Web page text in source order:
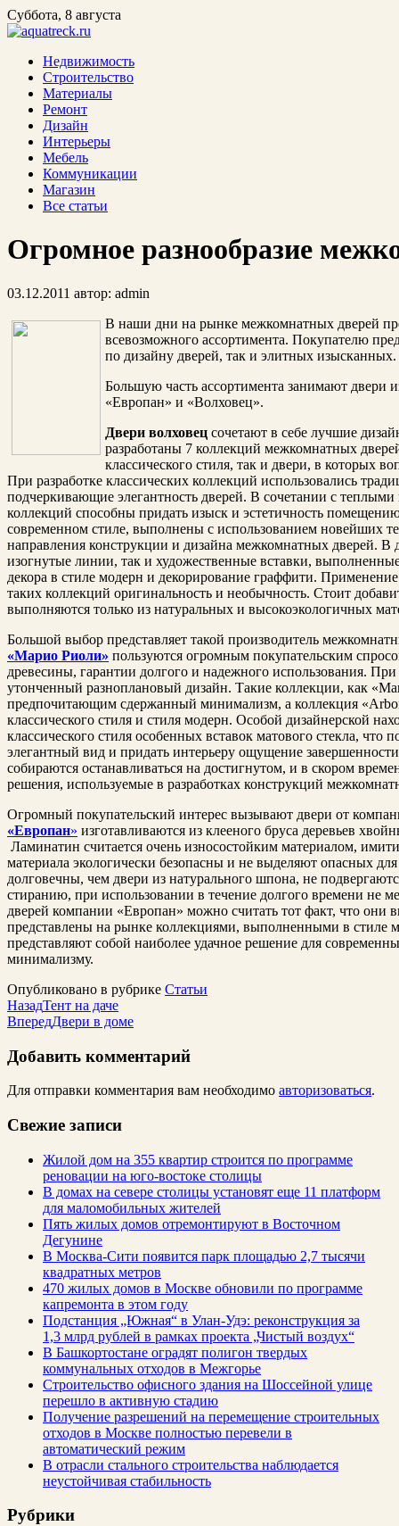
Суббота, 8 августа
Недвижимость
Строительство
Материалы
Ремонт
Дизайн
Интерьеры
Мебель
Коммуникации
Магазин
Все статьи
Огромное разнообразие
03.12.2011 автор: admin
В наши дни на рынке межкомнатных дверей
всевозможного ассортимента. Покупателю
по дизайну дверей, так и элитных изысканных.
Большую часть ассортимента занимают
«Европан» и «Волховец».
Двери волховец сочетают в себе лучшие
разработаны 7 коллекций межкомнатных
классического стиля, так и двери, в которых
При разработке классических коллекций использовались
подчеркивающие элегантность дверей. В сочетании с
коллекций способны придать изыск и эстетичность
современном стиле, выполнены с использованием новейших
направления конструкции и дизайна межкомнатных дверей.
изогнутые линии, так и художественные вставки,
декора в стиле модерн и декорирование граффити.
таких коллекций оригинальность и необычность. Стоит
выполняются только из натуральных и высокоэкологичных
Большой выбор представляет такой производитель
«Марио Риоли» пользуются огромным покупательским
древесины, гарантии долгого и надежного использования. При
утонченный разноплановый дизайн. Такие коллекции, как
предпочитающим сдержанный минимализм, а коллекция
классического стиля и стиля модерн. Особой дизайнерской
классического стиля особенных вставок матового стекла, что
элегантный вид и придать интерьеру ощущение
собираются останавливаться на достигнутом, и в скором
решения, используемые в разработках конструкций
Огромный покупательский интерес вызывают двери от
«Европан» изготавливаются из клееного бруса деревьев
Ламинатин считается очень износостойким материалом,
материала экологически безопасны и не выделяют опасных
долговечны, чем двери из натурального шпона, не
стиранию, при использовании в течение долгого времени не
дверей компании «Европан» можно считать тот факт, что
представлены на рынке коллекциями, выполненными в стиле
представляют собой наиболее удачное решение для
минимализму.
Опубликовано в рубрике Статьи
НазадТент на даче
ВпередДвери в доме
Добавить комментарий
Для отправки комментария вам необходимо авторизоваться.
Свежие записи
Жилой дом на 355 квартир строится по программе
реновации на юго-востоке столицы
В домах на севере столицы установят еще 11 платформ
для маломобильных жителей
Пять жилых домов отремонтируют в Восточном
Дегунине
В Москва-Сити появится парк площадью 2,7 тысячи
квадратных метров
470 жилых домов в Москве обновили по программе
капремонта в этом году
Подстанция „Южная“ в Улан‑Удэ: реконструкция за
1,3 млрд рублей в рамках проекта „Чистый воздух“
В Башкортостане оградят полигон твердых
коммунальных отходов в Межгорье
Строительство офисного здания на Шоссейной улице
перешло в активную стадию
Получение разрешений на перемещение строительных
отходов в Москве полностью перевели в
автоматический режим
В отрасли стального строительства наблюдается
неустойчивая стабильность
Рубрики